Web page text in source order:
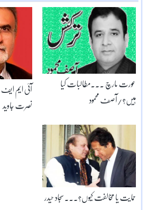
آئی ایم
نصرت جاوید
عورت مارچ ۔۔۔مطالبات کیا
ہیں؟/آصف محمود
حمایت یا مخالفت کیوں؟۔۔۔سجاد حیدر